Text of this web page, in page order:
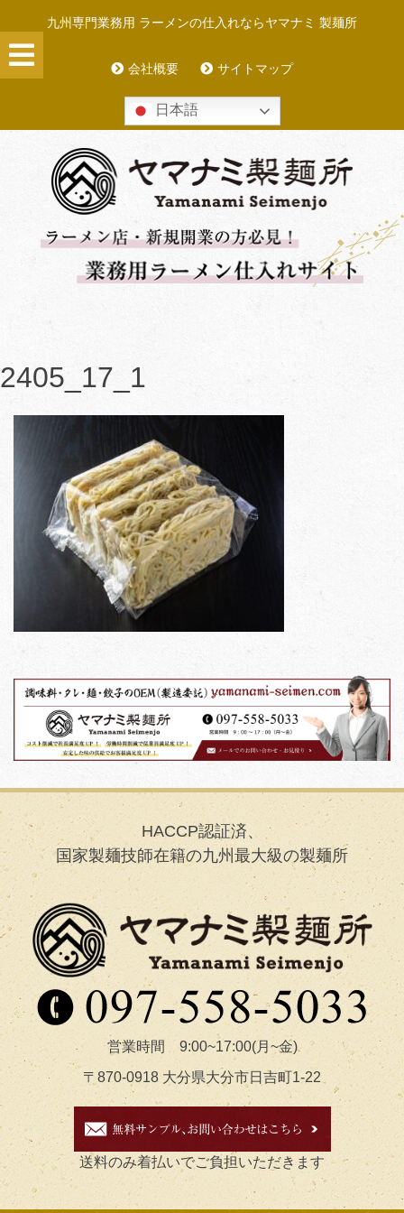
to
content
九州専門業務用 ラーメンの仕入れならヤマナミ 製麺所
会社概要 サイトマップ
日本語
2405_17_1
HACCP認証済、
国家製麺技師在籍の九州最大級の製麺所
営業時間 9:00~17:00(月~金)
〒870-0918 大分県大分市日吉町1-22
送料のみ着払いでご負担いただきます